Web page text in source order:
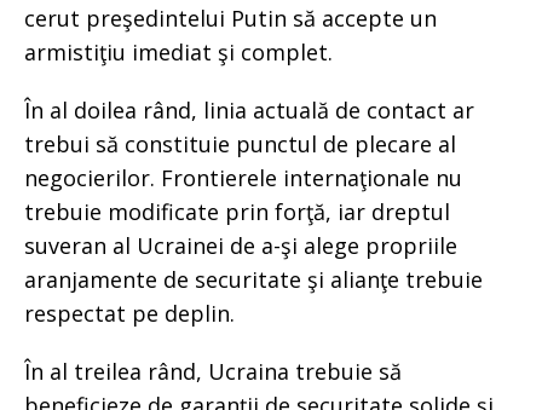
cerut preşedintelui Putin să accepte un
armistiţiu imediat şi complet.
În al doilea rând, linia actuală de contact ar
trebui să constituie punctul de plecare al
negocierilor. Frontierele internaţionale nu
trebuie modificate prin forţă, iar dreptul
suveran al Ucrainei de a-şi alege propriile
aranjamente de securitate şi alianţe trebuie
respectat pe deplin.
În al treilea rând, Ucraina trebuie să